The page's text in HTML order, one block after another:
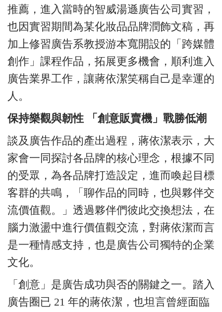
推薦，進入當時的智威湯遜廣告公司實習，
也因實習期間為某化妝品品牌潤飾文稿，再
加上修習廣告系教授游本寬開設的「跨媒體
創作」課程作品，拓展更多機會，順利進入
廣告業界工作，讓蔣依潔笑稱自己是幸運的
人。
保持樂觀與韌性 「創意販賣機」戰勝低潮
談及廣告作品的產出過程，蔣依潔表示，大
家會一同探討各品牌的核心理念，根據不同
的受眾，為各品牌打造設定，進而喚起目標
客群的共鳴，「聊作品的同時，也與夥伴交
流價值觀。」透過夥伴們彼此交換想法，在
腦力激盪中進行價值觀交流，對蔣依潔而言
是一種情感支持，也是廣告公司獨特的企業
文化。
「創意」是廣告成功與否的關鍵之一。踏入
廣告圈已 21 年的蔣依潔，也坦言曾經面臨